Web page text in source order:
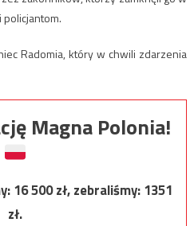
policjantom.
Radomia, który w chwili zdarzenia
Magna Polonia!
16 500zł, zebraliśmy:1351
zł.